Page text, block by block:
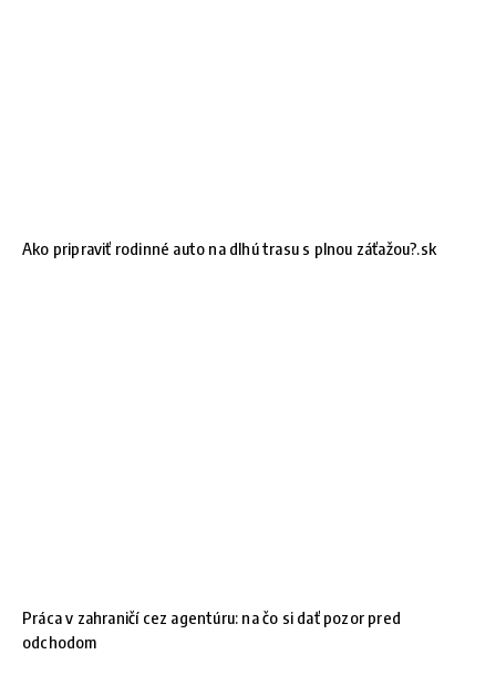
Ako pripraviť rodinné auto na dlhú trasu s plnou záťažou?.sk
Práca v zahraničí cez agentúru: na čo si dať pozor pred
odchodom